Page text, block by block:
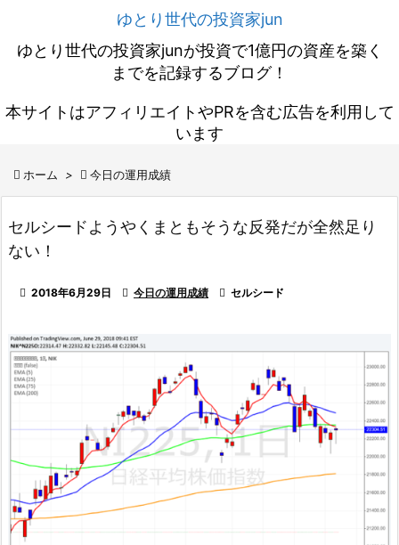
ゆとり世代の投資家jun
ゆとり世代の投資家junが投資で1億円の資産を築く
までを記録するブログ！
本サイトはアフィリエイトやPRを含む広告を利用して
います
 ホーム >  今日の運用成績
セルシードようやくまともそうな反発だが全然足り
ない！
 2018年6月29日  今日の運用成績  セルシード